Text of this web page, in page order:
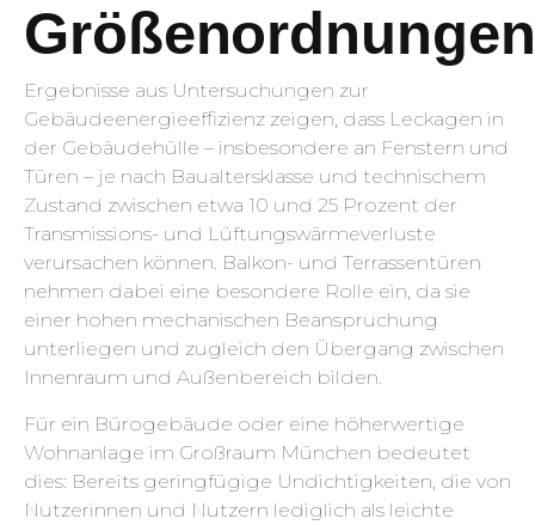
Größenordnungen
Ergebnisse aus Untersuchungen zur
Gebäudeenergieeffizienz zeigen, dass Leckagen in
der Gebäudehülle – insbesondere an Fenstern und
Türen – je nach Baualtersklasse und technischem
Zustand zwischen etwa 10 und 25 Prozent der
Transmissions- und Lüftungswärmeverluste
verursachen können. Balkon- und Terrassentüren
nehmen dabei eine besondere Rolle ein, da sie
einer hohen mechanischen Beanspruchung
unterliegen und zugleich den Übergang zwischen
Innenraum und Außenbereich bilden.
Für ein Bürogebäude oder eine höherwertige
Wohnanlage im Großraum München bedeutet
dies: Bereits geringfügige Undichtigkeiten, die von
Nutzerinnen und Nutzern lediglich als leichte